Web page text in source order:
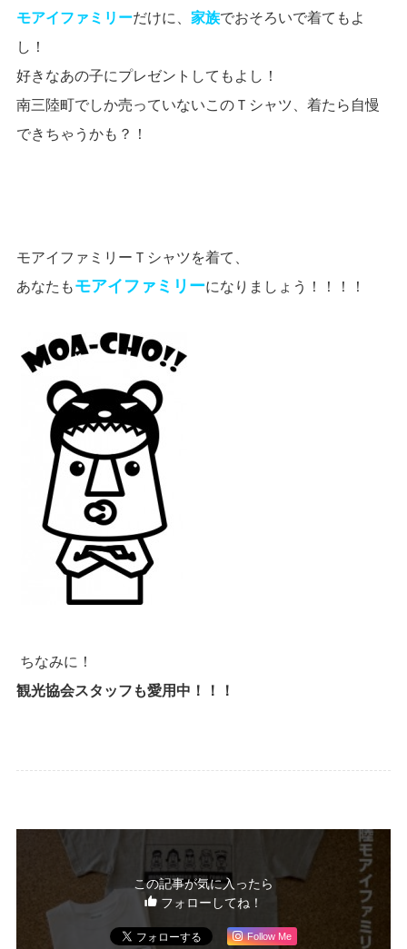
モアイファミリーだけに、 家族でおそろいで着てもよ
し！
好きなあの子にプレゼントしてもよし！
南三陸町でしか売っていないこのＴシャツ、着たら自慢
できちゃうかも？！
モアイファミリーＴシャツを着て、
あなたもモアイファミリーになりましょう！！！！
ちなみに！
観光協会スタッフも愛用中！！！
この記事が気に入ったら
フォローしてね！
Follow Me